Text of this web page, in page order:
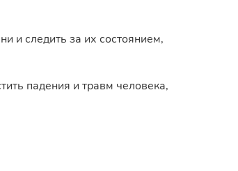
и следить за их состоянием,
падения и травм человека,